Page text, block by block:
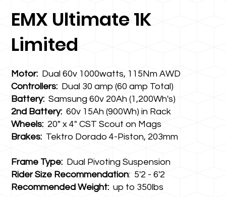
EMX Ultimate 1K
Limited
Motor: Dual 60v 1000watts, 115Nm AWD
Controllers: Dual 30 amp (60 amp Total)
Battery: Samsung 60v 20Ah (1,200Wh's)
2nd Battery:60v 15Ah (900Wh) in Rack
Wheels: 20" x 4" CST Scout on Mags
Brakes: Tektro Dorado 4-Piston, 203mm
Frame Type: Dual Pivoting Suspension
Rider Size Recommendation: 5'2 - 6'2
Recommended Weight: up to 350lbs